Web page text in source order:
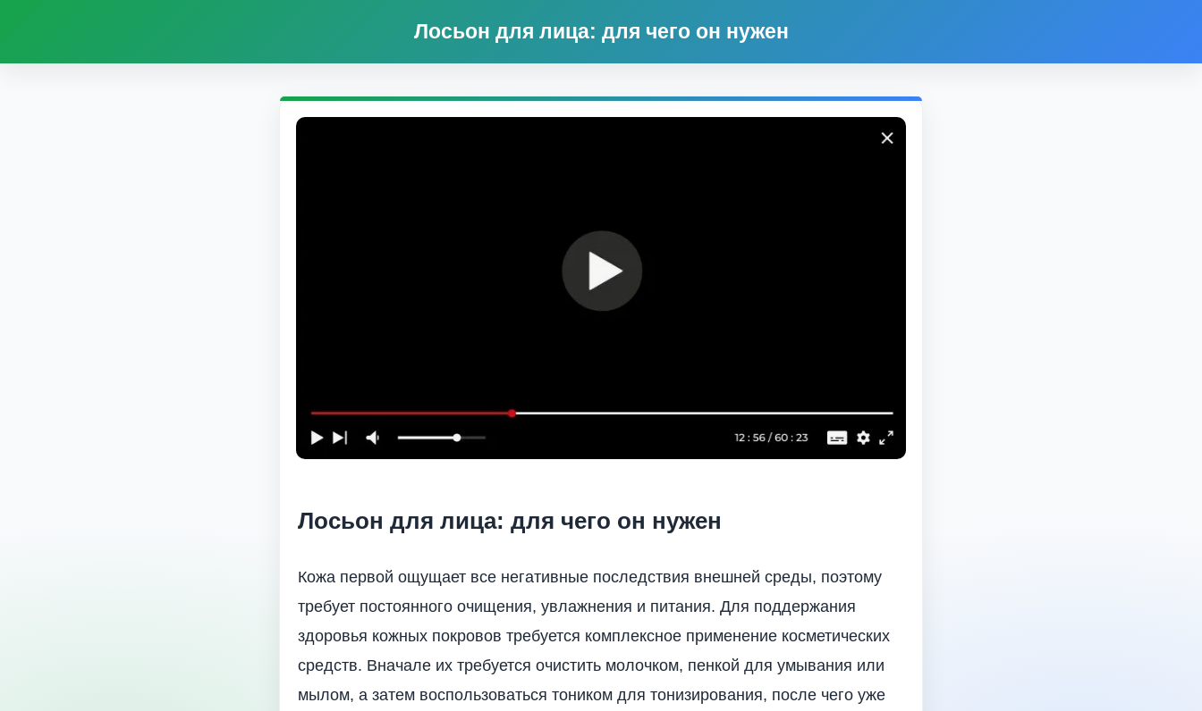
Лосьон для лица: для чего он нужен
Лосьон для лица: для чего он нужен
Кожа первой ощущает все негативные последствия внешней среды, поэтому
требует постоянного очищения, увлажнения и питания. Для поддержания
здоровья кожных покровов требуется комплексное применение косметических
средств. Вначале их требуется очистить молочком, пенкой для умывания или
мылом, а затем воспользоваться тоником для тонизирования, после чего уже